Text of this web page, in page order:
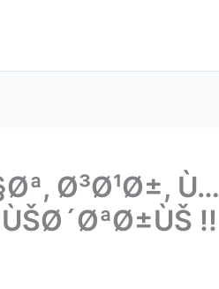
Ø³Ø¹Ø±, Ù…
ÙŠØ´ØªØ±ÙŠ !!